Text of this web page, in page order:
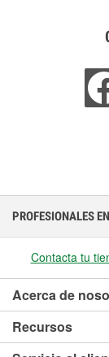
PROFESIONALES
Contacta tu
Acerca de
Recursos